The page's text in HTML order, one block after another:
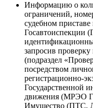
Информацию о
ограничений,
судебном
Госавтоиспекции
запросив
(подраздел
посредством
регистрационно-
Государственной
движения (МРЭО
Имущество (ПТС,